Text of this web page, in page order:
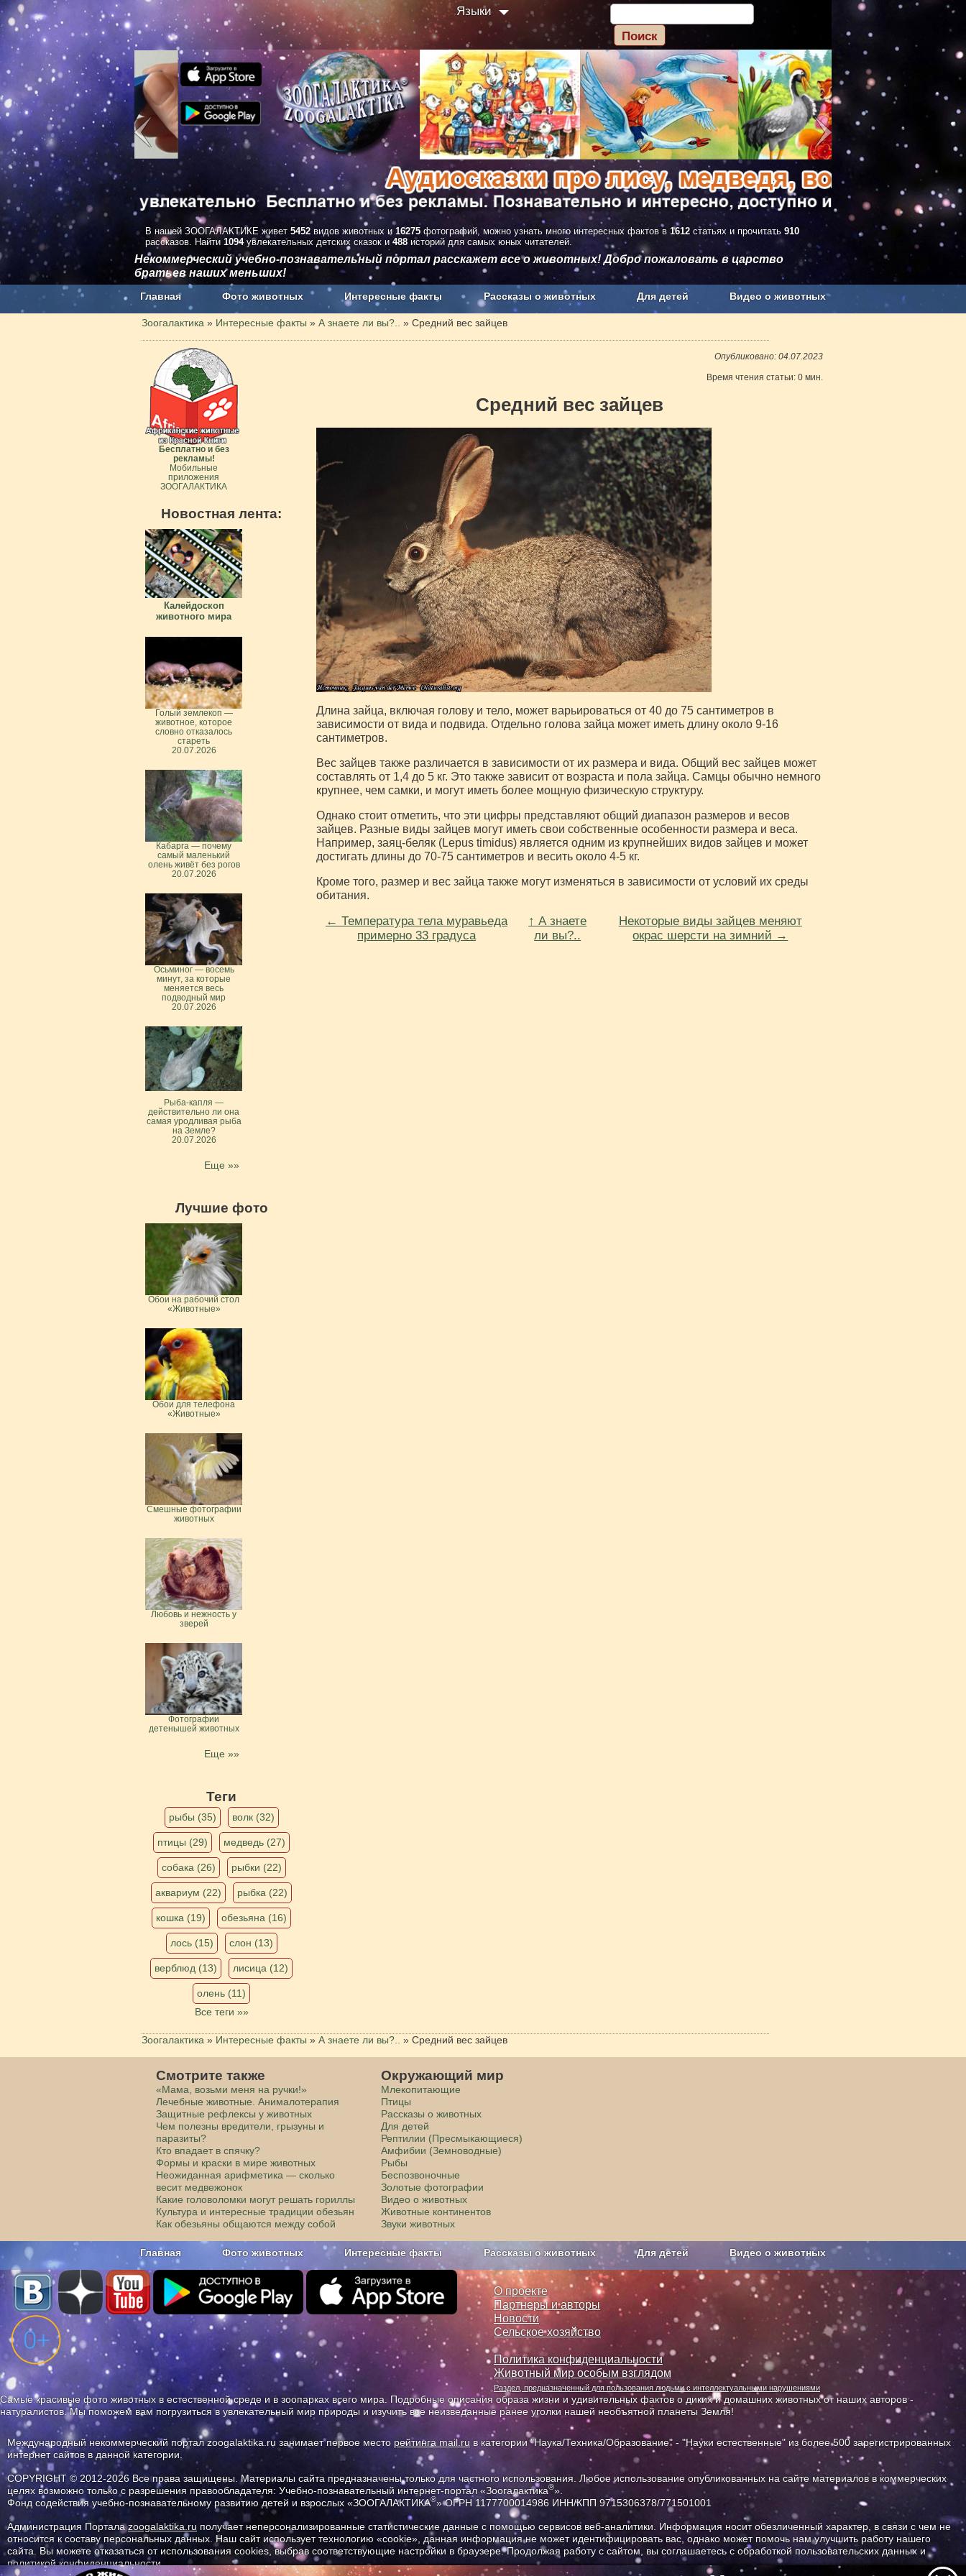
Языки
В нашей ЗООГАЛАКТИКЕ живет 5452 видов животных и 16275 фотографий, можно узнать много интересных фактов в 1612 статьях и прочитать 910
рассказов. Найти 1094увлекательных детских сказок и 488 историй для самых юных читателей.
Некоммерческий учебно-познавательный портал расскажет все о животных! Добро пожаловать в царство
братьев наших меньших!
Главная Фото животных Интересные факты Рассказы о животных Для детей Видео о животных
Наши приложения. Бесплатно и без рекламы
Зоогалактика » Интересные факты » А знаете ли вы?.. » Средний вес зайцев
Опубликовано: 04.07.2023
Время чтения статьи: 0 мин.
Средний вес зайцев
Длина зайца, включая голову и тело, может варьироваться от 40 до 75 сантиметров в
зависимости от вида и подвида. Отдельно голова зайца может иметь длину около 9-16
сантиметров.
Вес зайцев также различается в зависимости от их размера и вида. Общий вес зайцев может
составлять от 1,4 до 5 кг. Это также зависит от возраста и пола зайца. Самцы обычно немного
крупнее, чем самки, и могут иметь более мощную физическую структуру.
Однако стоит отметить, что эти цифры представляют общий диапазон размеров и весов
зайцев. Разные виды зайцев могут иметь свои собственные особенности размера и веса.
Например, заяц-беляк (Lepus timidus) является одним из крупнейших видов зайцев и может
достигать длины до 70-75 сантиметров и весить около 4-5 кг.
Кроме того, размер и вес зайца также могут изменяться в зависимости от условий их среды
обитания.
← Температура тела муравьеда
примерно 33 градуса
↑ А знаете
ли вы?..
Некоторые виды зайцев меняют
окрас шерсти на зимний →
Бесплатно и без
рекламы!
Мобильные
приложения
ЗООГАЛАКТИКА
Новостная лента:
Калейдоскоп
животного мира
Голый землекоп —
животное, которое
словно отказалось
стареть
20.07.2026
Кабарга — почему
самый маленький
олень живёт без рогов
20.07.2026
Осьминог — восемь
минут, за которые
меняется весь
подводный мир
20.07.2026
Рыба-капля —
действительно ли она
самая уродливая рыба
на Земле?
20.07.2026
Еще »»
Лучшие фото
Обои на рабочий стол
«Животные»
Обои для телефона
«Животные»
Смешные фотографии
животных
Любовь и нежность у
зверей
Фотографии
детенышей животных
Еще »»
Теги
рыбы (35) волк (32)
птицы (29) медведь (27)
собака (26) рыбки (22)
аквариум (22) рыбка (22)
кошка (19) обезьяна (16)
лось (15) слон (13)
верблюд (13) лисица (12)
олень (11)
Все теги »»
Зоогалактика » Интересные факты » А знаете ли вы?.. » Средний вес зайцев
Смотрите также
«Мама, возьми меня на ручки!»
Лечебные животные. Анималотерапия
Защитные рефлексы у животных
Чем полезны вредители, грызуны и
паразиты?
Кто впадает в спячку?
Формы и краски в мире животных
Неожиданная арифметика — сколько
весит медвежонок
Какие головоломки могут решать гориллы
Культура и интересные традиции обезьян
Как обезьяны общаются между собой
Окружающий мир
Млекопитающие
Птицы
Рассказы о животных
Для детей
Рептилии (Пресмыкающиеся)
Амфибии (Земноводные)
Рыбы
Беспозвоночные
Золотые фотографии
Видео о животных
Животные континентов
Звуки животных
Главная Фото животных Интересные факты Рассказы о животных Для детей Видео о животных
Наши приложения. Бесплатно и без рекламы О проекте Сельское хозяйство
О проекте
Партнеры и авторы
Новости
Сельское хозяйство
Политика конфиденциальности
Животный мир особым взглядом
Раздел, предназначенный для пользования людьми с интеллектуальными нарушениями
Самые красивые фото животных в естественной среде и в зоопарках всего мира. Подробные описания образа жизни и удивительных фактов о диких и домашних животных от наших авторов -
натуралистов. Мы поможем вам погрузиться в увлекательный мир природы и изучить все неизведанные ранее уголки нашей необъятной планеты Земля!
Международный некоммерческий портал zoogalaktika.ru занимает первое место рейтинга mail.ru в категории "Наука/Техника/Образование" - "Науки естественные" из более 500 зарегистрированных
интернет сайтов в данной категории.
COPYRIGHT © 2012-2026 Все права защищены. Материалы сайта предназначены только для частного использования. Любое использование опубликованных на сайте материалов в коммерческих
целях возможно только с разрешения правообладателя: Учебно-познавательный интернет-портал «Зоогалактика®».
Фонд содействия учебно-познавательному развитию детей и взрослых «ЗООГАЛАКТИКА®» ОГРН 1177700014986 ИНН/КПП 9715306378/771501001
Администрация Порталаzoogalaktika.ru получает неперсонализированные статистические данные с помощью сервисов веб-аналитики. Информация носит обезличенный характер, в связи с чем не
относится к составу персональных данных. Наш сайт использует технологию «cookie», данная информация не может идентифицировать вас, однако может помочь нам улучшить работу нашего
сайта. Вы можете отказаться от использования cookies, выбрав соответствующие настройки в браузере. Продолжая работу с сайтом, вы соглашаетесь с обработкой пользовательских данных и
политикой конфиденциальности.